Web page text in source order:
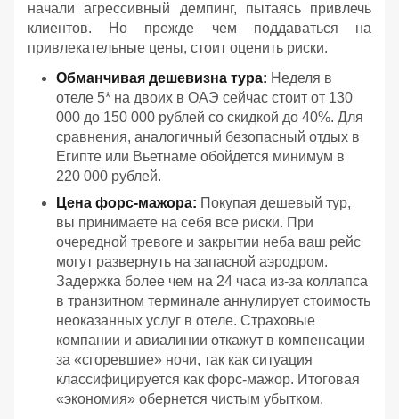
начали агрессивный демпинг, пытаясь привлечь
клиентов. Но прежде чем поддаваться на
привлекательные цены, стоит оценить риски.
Обманчивая дешевизна тура: Неделя в
отеле 5* на двоих в ОАЭ сейчас стоит от 130
000 до 150 000 рублей со скидкой до 40%. Для
сравнения, аналогичный безопасный отдых в
Египте или Вьетнаме обойдется минимум в
220 000 рублей.
Цена форс-мажора: Покупая дешевый тур,
вы принимаете на себя все риски. При
очередной тревоге и закрытии неба ваш рейс
могут развернуть на запасной аэродром.
Задержка более чем на 24 часа из-за коллапса
в транзитном терминале аннулирует стоимость
неоказанных услуг в отеле. Страховые
компании и авиалинии откажут в компенсации
за «сгоревшие» ночи, так как ситуация
классифицируется как форс-мажор. Итоговая
«экономия» обернется чистым убытком.